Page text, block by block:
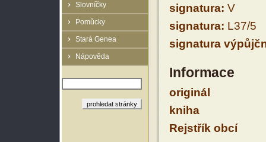
Slovníčky
Pomůcky
Stará Genea
Nápověda
signatura: V
signatura: L37/5
signatura
Informace
originál
kniha
Rejstřík obcí